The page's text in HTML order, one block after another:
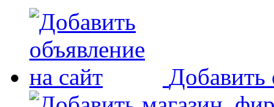
Добавить